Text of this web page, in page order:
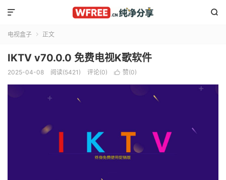


电视盒子  正文
IKTV v70.0.0 免费电视K歌软件
2025-04-08 阅读(5421) 评论(0)  赞(0)